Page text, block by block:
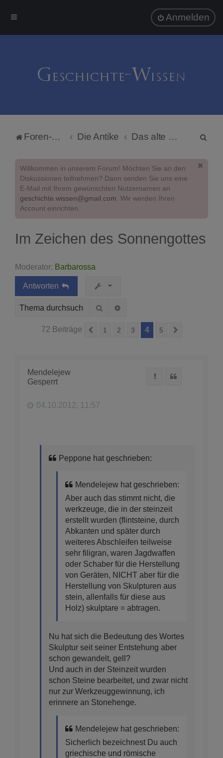
Anmelden
Foren-Übersicht Die Antike Das alte Ägypten
Willkommen in unserem Forum! Möchten Sie an den
Diskussionen teilnehmen? Dann senden Sie uns eine
E-Mail mit Ihrem gewünschten Nutzernamen an
geschichte.wissen@gmail.com. Wir werden Ihren
Account einrichten.
Im Zeichen des Sonnengottes
Moderator: Barbarossa
Antworten
Suche
72 Beiträge Vorherige
1 2 3 4 5
Mendelejew
Gesperrt
Melden
04.10.2012, 11:57
Peppone hat geschrieben:
Mendelejew hat geschrieben:
Aber auch das stimmt nicht, die
werkzeuge, die in der steinzeit
erstellt wurden (flintsteine, durch
Abkanten und später durch
weiteres Abschleifen teilweise
sehr filigran, waren Jagdwaffen
oder Schaber für die Herstellung
von Geräten, NICHT aber für die
Herstellung von Skulpturen aus
stein, allenfalls für diese aus
Holz) skulptare = abtragen.
Nu hat sich die Bedeutung des Wortes
Skulptur seit seiner Entstehung aber
schon gewandelt, gell?
Und auch in der Steinzeit wurden
schon Steine bearbeitet, und zwar nicht
nur zur Werkzeuggewinnung, ich
erinnere an Stonehenge.
Mendelejew hat geschrieben:
Sicherlich bezeichnest Du auch
griechische und römische